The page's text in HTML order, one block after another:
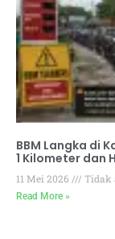
BBM Langka di
1 Kilometer dan
11 Mei 2026 Tidak
Read More »